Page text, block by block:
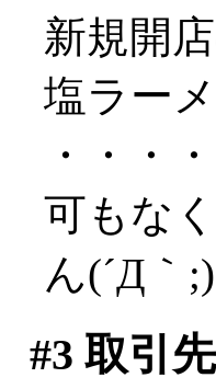
新規開
塩ラー
・・・
可もな
ん(´Д｀
#3 取引